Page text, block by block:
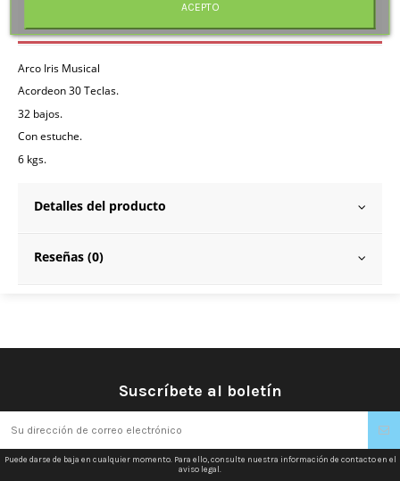
Arco Iris Musical
Acordeon 30 Teclas.
32 bajos.
Con estuche.
6 kgs.
Detalles del producto
Reseñas (0)
Suscríbete al boletín
Puede darse de baja en cualquier momento. Para ello, consulte nuestra información de contacto en el
aviso legal.
ACEPTO